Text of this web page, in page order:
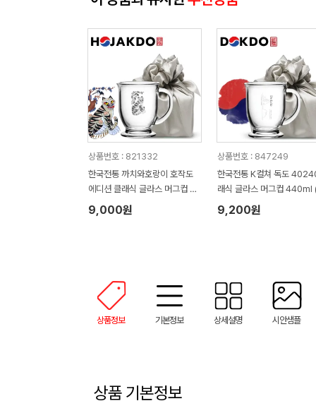
상품번호 : 821332
한국전통 까치와호랑이 호작도
에디션 클래식 글라스 머그컵 44
0ml 보자기 포장
9,000원
상품번호 : 847249
한국전통 K컬쳐 독도
래식 글라스 머그컵 440ml
자기 포장)
9,200원
상품정보 기본정보 상세설명 시안샘플
상품 기본정보